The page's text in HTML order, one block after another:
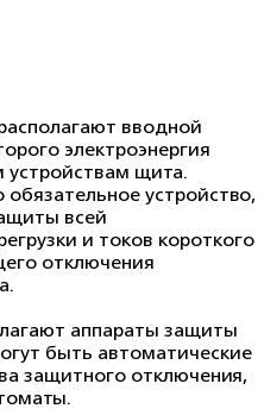
вводной
электроэнергия
устройствам щита.
устройство,
всей
и токов короткого
отключения
аппараты защиты
быть автоматические
защитного отключения,